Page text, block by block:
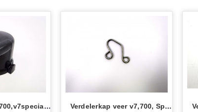
Verdelerkap v7700,v7special,850gt Verdelerkap veer v7,700, Special,850gt